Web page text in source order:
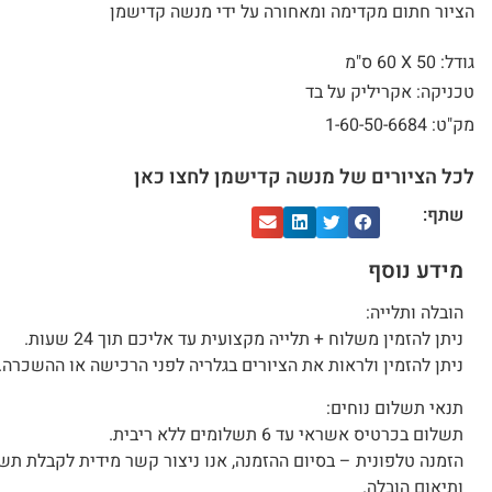
הציור חתום מקדימה ומאחורה על ידי מנשה קדישמן
גודל: 50 X
60 ס"מ
טכניקה: אקריליק על בד
מק"ט: 1-60-50-6684
לכל הציורים של מנשה קדישמן לחצו כאן
שתף:
מידע נוסף
הובלה ותלייה:
ניתן להזמין משלוח + תלייה מקצועית עד אליכם תוך 24 שעות.
ניתן להזמין ולראות את הציורים בגלריה לפני הרכישה או
תנאי תשלום נוחים:
תשלום בכרטיס אשראי עד 6 תשלומים ללא ריבית.
הזמנה טלפונית – בסיום ההזמנה, אנו ניצור קשר מידית לקבלת